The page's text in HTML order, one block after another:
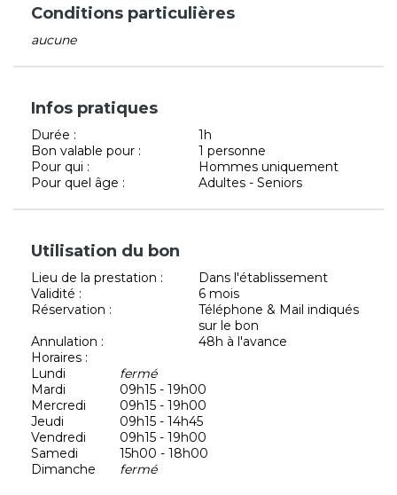
Conditions particulières
aucune
Infos pratiques
Durée :
1h
Bon valable pour :
1 personne
Pour qui :
Hommes uniquement
Pour quel âge :
Adultes - Seniors
Utilisation du bon
Lieu de la prestation :
Dans l'établissement
Validité :
6 mois
Réservation :
Téléphone & Mail indiqués
sur le bon
Annulation :
48h à l'avance
Horaires :
Lundi
fermé
Mardi
09h15 - 19h00
Mercredi
09h15 - 19h00
Jeudi
09h15 - 14h45
Vendredi
09h15 - 19h00
Samedi
15h00 - 18h00
Dimanche
fermé